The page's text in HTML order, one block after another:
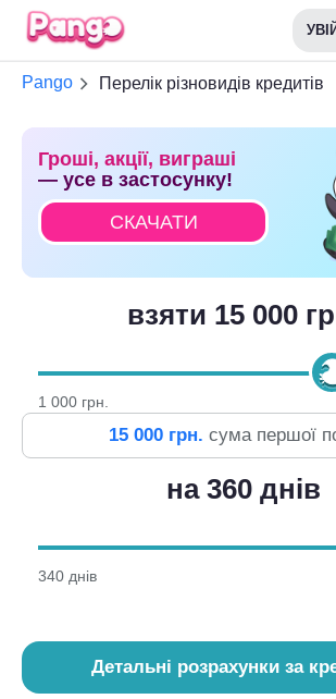
Pango Перелік різновидів кредитів
Гроші, акції, виграші
— усе в застосунку!
СКАЧАТИ
взяти 15 000
1 000 грн.
15 000грн. сума першої
на 360 днів
340 днів
Детальні розрахунки за